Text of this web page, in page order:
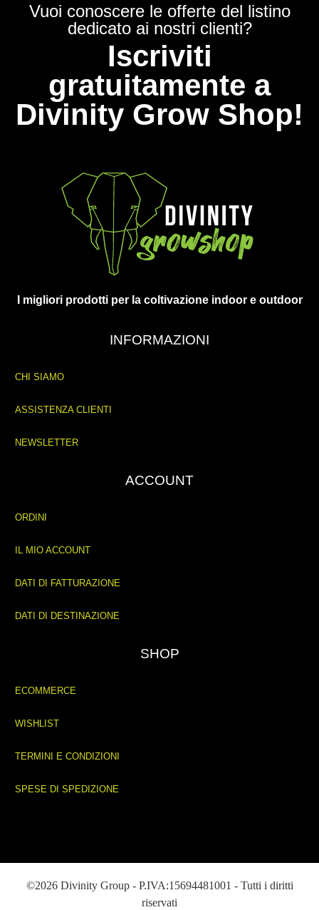
Vuoi conoscere le offerte del listino
dedicato ai nostri clienti?
Iscriviti
gratuitamente a
Divinity Grow Shop!
I migliori prodotti per la coltivazione indoor e outdoor
INFORMAZIONI
CHI SIAMO
ASSISTENZA CLIENTI
NEWSLETTER
ACCOUNT
ORDINI
IL MIO ACCOUNT
DATI DI FATTURAZIONE
DATI DI DESTINAZIONE
SHOP
ECOMMERCE
WISHLIST
TERMINI E CONDIZIONI
SPESE DI SPEDIZIONE
©2026 Divinity Group - P.IVA:15694481001 - Tutti i diritti
riservati